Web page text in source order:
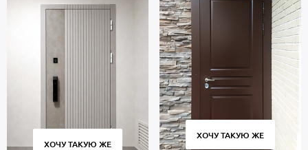
ХОЧУ ТАКУЮ ЖЕ
ХОЧУ ТАКУЮ ЖЕ